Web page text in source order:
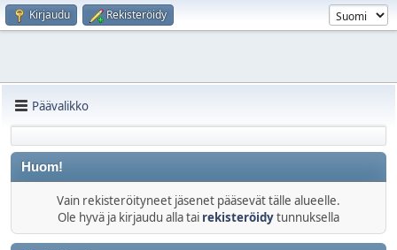
Kirjaudu Rekisteröidy
Päävalikko
Huom!
Vain rekisteröityneet jäsenet pääsevät tälle alueelle.
Ole hyvä ja kirjaudu alla tai rekisteröidytunnuksella